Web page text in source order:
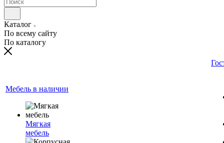
Каталог
По всему сайту
По каталогу
Мебель в наличии
Мягкая
мебель